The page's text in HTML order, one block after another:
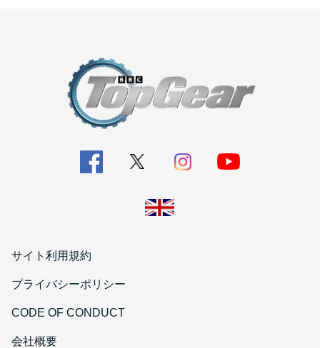
サイト利用規約
プライバシーポリシー
CODE OF CONDUCT
会社概要